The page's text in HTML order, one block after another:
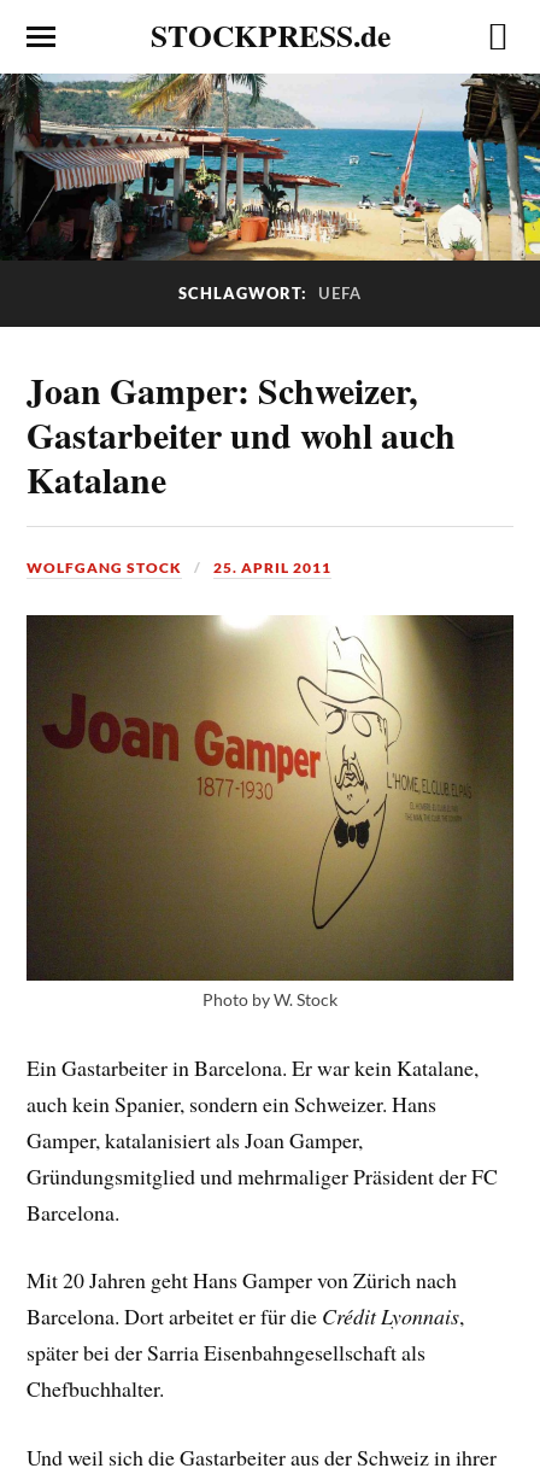
STOCKPRESS.de
SCHLAGWORT: UEFA
Joan Gamper: Schweizer,
Gastarbeiter und wohl auch
Katalane
WOLFGANG STOCK 25. APRIL 2011
Photo by W. Stock
Ein Gastarbeiter in Barcelona. Er war kein Katalane,
auch kein Spanier, sondern ein Schweizer. Hans
Gamper, katalanisiert als Joan Gamper,
Gründungsmitglied und mehrmaliger Präsident der FC
Barcelona.
Mit 20 Jahren geht Hans Gamper von Zürich nach
Barcelona. Dort arbeitet er für die Crédit Lyonnais,
später bei der Sarria Eisenbahngesellschaft als
Chefbuchhalter.
Und weil sich die Gastarbeiter aus der Schweiz in ihrer